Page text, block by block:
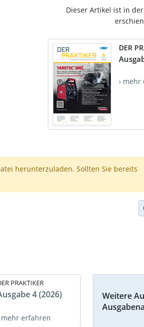
Dieser Artikel ist in
DER
›
herunterzuladen. Sollten Sie bereits
PRAKTIKER
4 (2026)
mehr erfahren
Weitere